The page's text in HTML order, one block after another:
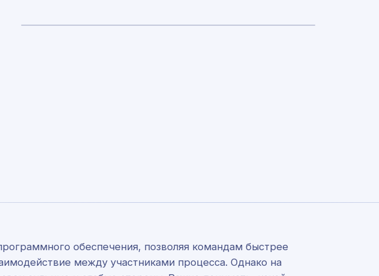
обеспечения, позволяя командам быстрее
между участниками процесса. Однако на